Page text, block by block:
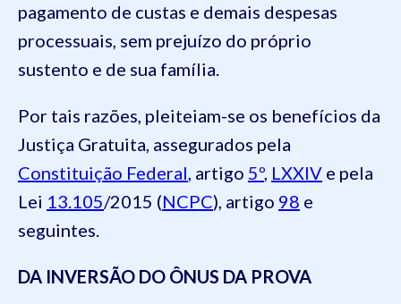
pagamento de custas e demais despesas
processuais, sem prejuízo do próprio
sustento e de sua família.
Por tais razões, pleiteiam-se os benefícios da
Justiça Gratuita, assegurados pela
Constituição Federal, artigo 5º, LXXIV e pela
Lei 13.105/2015 (NCPC), artigo 98 e
seguintes.
DA INVERSÃO DO ÔNUS DA PROVA